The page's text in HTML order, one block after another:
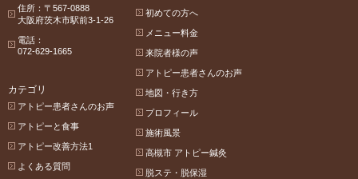
住所：〒567-0888
大阪府茨木市駅前3-1-26
電話：
072-629-1665
初めての方へ
メニュー料金
来院者様の声
アトピー患者さんのお声
地図・行き方
プロフィール
施術風景
高槻市 アトピー鍼灸
脱ステ・脱保湿
カテゴリ
アトピー患者さんのお声
アトピーと食事
アトピー改善方法1
よくある質問